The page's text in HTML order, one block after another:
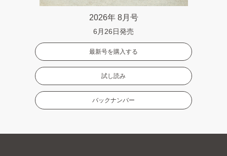
2026年 8月号
6月26日発売
最新号を購入する
試し読み
バックナンバー